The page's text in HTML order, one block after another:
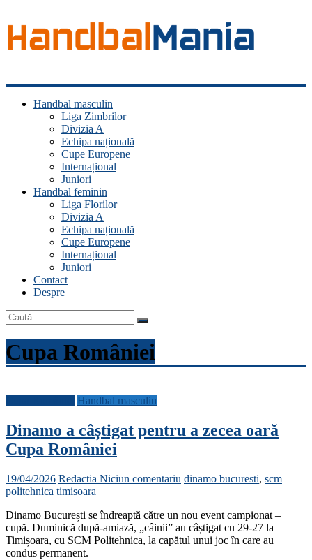
Handbal
ManiaHandbal masculin
Liga Zimbrilor
Divizia A
Echipa națională
Cupe Europene
Internațional
Juniori
Handbal feminin
Liga Florilor
Divizia A
Echipa națională
Cupe Europene
Internațional
Juniori
Contact
Despre
Cupa României
Handbal masculin
Dinamo a câștigat pentru a zecea oară
Cupa României
19/04/2026 Redactia Niciun comentariu dinamo bucuresti, scm
politehnica timisoara
Dinamo București se îndreaptă către un nou event campionat –
cupă. Duminică după-amiază, „câinii” au câștigat cu 29-27 la
Timișoara, cu SCM Politehnica, la capătul unui joc în care au
condus permanent.